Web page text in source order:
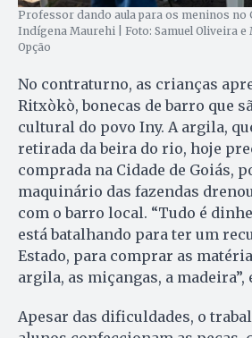
Professor dando aula para os meninos no
Indígena Maurehi | Foto: Samuel Oliveira
Opção
No contraturno, as crianças
Ritxòkò, bonecas de barro que
cultural do povo Iny. A argila,
retirada da beira do rio, hoje
comprada na Cidade de Goiás,
maquinário das fazendas
com o barro local. “Tudo é
está batalhando para ter um
Estado, para comprar as
argila, as miçangas, a madeira”,
Apesar das dificuldades, o